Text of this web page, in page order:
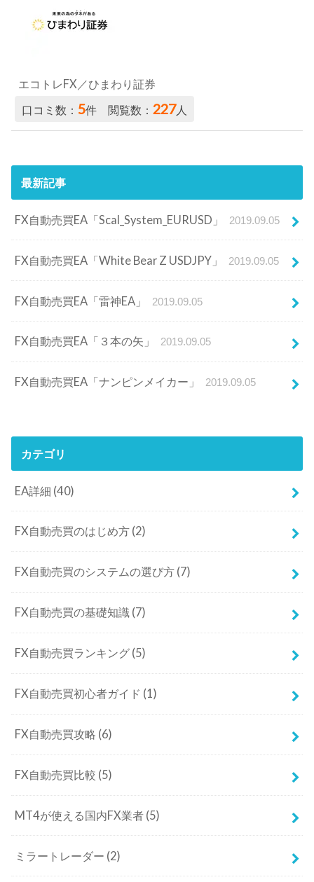
エコトレFX／ひまわり証券
口コミ数：5件 閲覧数：227人
最新記事
FX自動売買EA「Scal_System_EURUSD」 2019.09.05
FX自動売買EA「White Bear Z USDJPY」 2019.09.05
FX自動売買EA「雷神EA」 2019.09.05
FX自動売買EA「３本の矢」 2019.09.05
FX自動売買EA「ナンピンメイカー」 2019.09.05
カテゴリ
EA詳細 (40)
FX自動売買のはじめ方 (2)
FX自動売買のシステムの選び方 (7)
FX自動売買の基礎知識 (7)
FX自動売買ランキング (5)
FX自動売買初心者ガイド (1)
FX自動売買攻略 (6)
FX自動売買比較 (5)
MT4が使える国内FX業者 (5)
ミラートレーダー (2)